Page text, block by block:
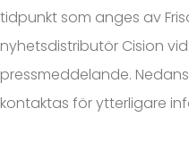
tidpunkt som anges av
nyhetsdistributör Cision
pressmeddelande.
kontaktas för ytterligare